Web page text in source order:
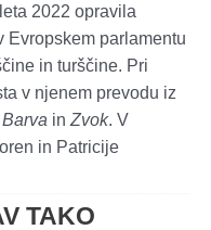
2022 opravila
Evropskem parlamentu
in turščine. Pri
v njenem prevodu iz
Barva in Zvok. V
in Patricije
TAKO